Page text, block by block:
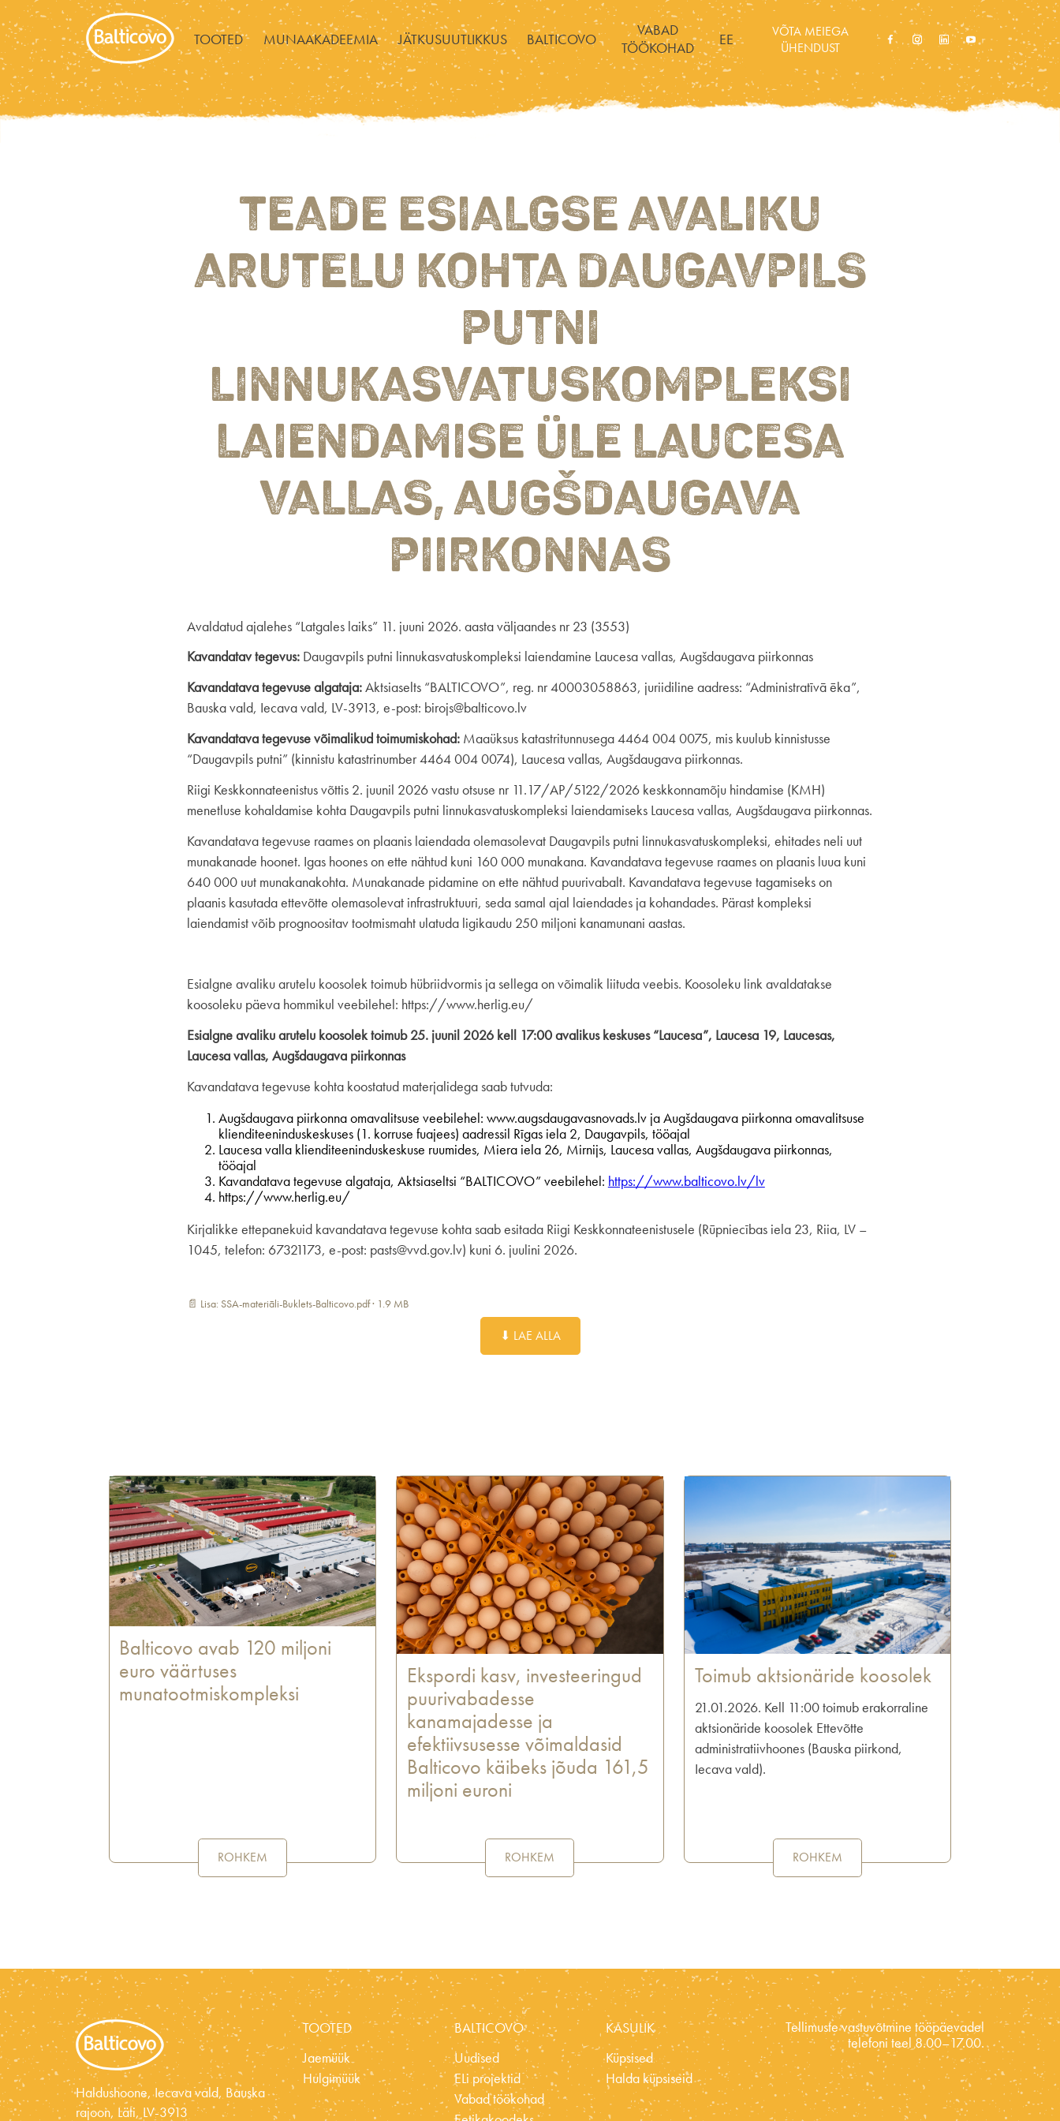
TOOTED MUNAAKADEEMIA JÄTKUSUUTLIKKUS BALTICOVO
VABAD
TÖÖKOHAD
EE
VÕTA MEIEGA
ÜHENDUST
TEADE ESIALGSE AVALIKU
ARUTELU KOHTA DAUGAVPILS
PUTNI
LINNUKASVATUSKOMPLEKSI
LAIENDAMISE ÜLE LAUCESA
VALLAS, AUGŠDAUGAVA
PIIRKONNAS
Avaldatud ajalehes “Latgales laiks” 11. juuni 2026. aasta väljaandes nr 23 (3553)
Kavandatav tegevus:Daugavpils putni linnukasvatuskompleksi laiendamine Laucesa vallas, Augšdaugava piirkonnas
Kavandatava tegevuse algataja:Aktsiaselts “BALTICOVO”, reg. nr 40003058863, juriidiline aadress: “Administratīvā ēka”,
Bauska vald, Iecava vald, LV-3913, e-post: birojs@balticovo.lv
Kavandatava tegevuse võimalikud toimumiskohad:Maaüksus katastritunnusega 4464 004 0075, mis kuulub kinnistusse
“Daugavpils putni” (kinnistu katastrinumber 4464 004 0074), Laucesa vallas, Augšdaugava piirkonnas.
Riigi Keskkonnateenistus võttis 2. juunil 2026 vastu otsuse nr 11.17/AP/5122/2026 keskkonnamõju hindamise (KMH)
menetluse kohaldamise kohta Daugavpils putni linnukasvatuskompleksi laiendamiseks Laucesa vallas, Augšdaugava piirkonnas.
Kavandatava tegevuse raames on plaanis laiendada olemasolevat Daugavpils putni linnukasvatuskompleksi, ehitades neli uut
munakanade hoonet. Igas hoones on ette nähtud kuni 160 000 munakana. Kavandatava tegevuse raames on plaanis luua kuni
640 000 uut munakanakohta. Munakanade pidamine on ette nähtud puurivabalt. Kavandatava tegevuse tagamiseks on
plaanis kasutada ettevõtte olemasolevat infrastruktuuri, seda samal ajal laiendades ja kohandades. Pärast kompleksi
laiendamist võib prognoositav tootmismaht ulatuda ligikaudu 250 miljoni kanamunani aastas.
Esialgne avaliku arutelu koosolek toimub hübriidvormis ja sellega on võimalik liituda veebis. Koosoleku link avaldatakse
koosoleku päeva hommikul veebilehel: https://www.herlig.eu/
Esialgne avaliku arutelu koosolek toimub 25. juunil 2026 kell 17:00 avalikus keskuses “Laucesa”, Laucesa 19, Laucesas,
Laucesa vallas, Augšdaugava piirkonnas
Kavandatava tegevuse kohta koostatud materjalidega saab tutvuda:
Augšdaugava piirkonna omavalitsuse veebilehel: www.augsdaugavasnovads.lv ja Augšdaugava piirkonna omavalitsuse
klienditeeninduskeskuses (1. korruse fuajees) aadressil Rīgas iela 2, Daugavpils, tööajal
Laucesa valla klienditeeninduskeskuse ruumides, Miera iela 26, Mirnijs, Laucesa vallas, Augšdaugava piirkonnas,
tööajal
Kavandatava tegevuse algataja, Aktsiaseltsi “BALTICOVO” veebilehel: https://www.balticovo.lv/lv
https://www.herlig.eu/
Kirjalikke ettepanekuid kavandatava tegevuse kohta saab esitada Riigi Keskkonnateenistusele (Rūpniecības iela 23, Riia, LV –
1045, telefon: 67321173, e-post: pasts@vvd.gov.lv) kuni 6. juulini 2026.
📄 Lisa: SSA-materiāli-Buklets-Balticovo.pdf · 1.9 MB
⬇ LAE ALLA
Balticovo avab 120 miljoni
euro väärtuses
munatootmiskompleksi
ROHKEM
Ekspordi kasv, investeeringud
puurivabadesse
kanamajadesse ja
efektiivsusesse võimaldasid
Balticovo käibeks jõuda 161,5
miljoni euroni
ROHKEM
Toimub aktsionäride koosolek
21.01.2026. Kell 11:00 toimub erakorraline
aktsionäride koosolek Ettevõtte
administratiivhoones (Bauska piirkond,
Iecava vald).
ROHKEM
Haldushoone, Iecava vald, Bauska
rajoon, Läti, LV-3913
TOOTED
Jaemüük
Hulgimüük
BALTICOVO
Uudised
ELi projektid
Vabad töökohad
KASULIK
Küpsised
Halda küpsiseid
Tellimuste vastuvõtmine tööpäevadel
telefoni teel 8.00–17.00.